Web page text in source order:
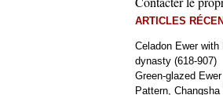
ARTICLES
Celadon Ewer with
dynasty (618-907)
Green-glazed
Pattern,